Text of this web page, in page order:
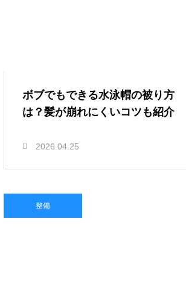
ボブでもできる水泳帽の被り方
は？髪が崩れにくいコツも紹介
2026.04.25
整備